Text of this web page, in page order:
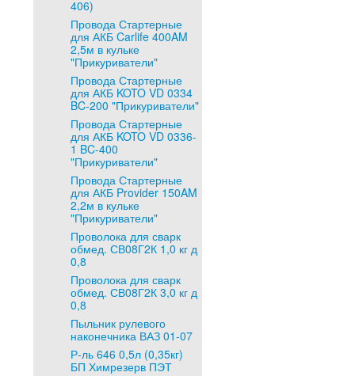
406)
Провода Стартерные
для АКБ Carlife 400AM
2,5м в кульке
"Прикуриватели"
Провода Стартерные
для АКБ KOTO VD 0334
BC-200 "Прикуриватели"
Провода Стартерные
для АКБ KOTO VD 0336-
1 BC-400
"Прикуриватели"
Провода Стартерные
для АКБ Provider 150AM
2,2м в кульке
"Прикуриватели"
Проволока для сварк
обмед. СВ08Г2К 1,0 кг д
0,8
Проволока для сварк
обмед. СВ08Г2К 3,0 кг д
0,8
Пыльник рулевого
наконечника ВАЗ 01-07
Р-ль 646 0,5л (0,35кг)
БП Химрезерв ПЭТ